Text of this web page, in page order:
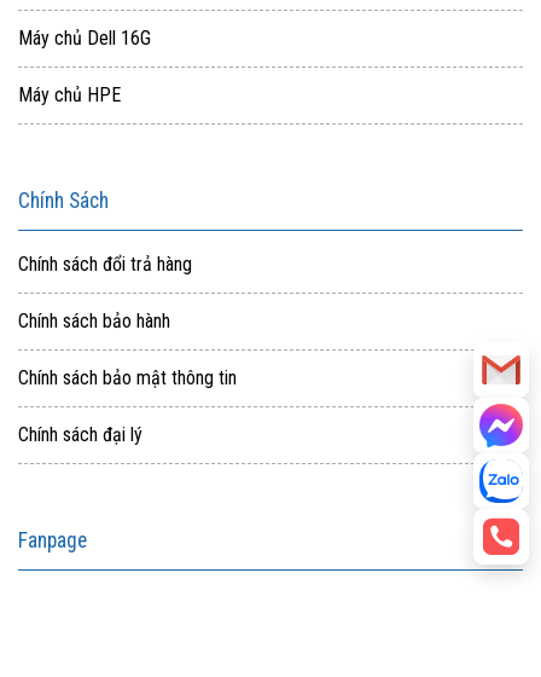
Máy chủ Dell 16G
Máy chủ HPE
Chính Sách
Chính sách đổi trả hàng
Chính sách bảo hành
Chính sách bảo mật thông tin
Chính sách đại lý
Fanpage